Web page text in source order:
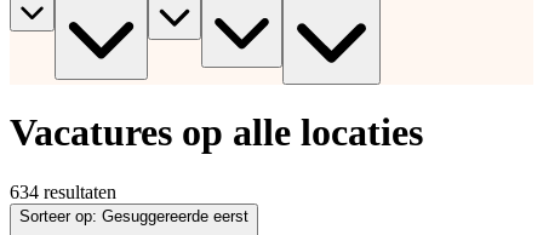
Vacatures op alle locaties
634 resultaten
Sorteer op: Gesuggereerde eerst